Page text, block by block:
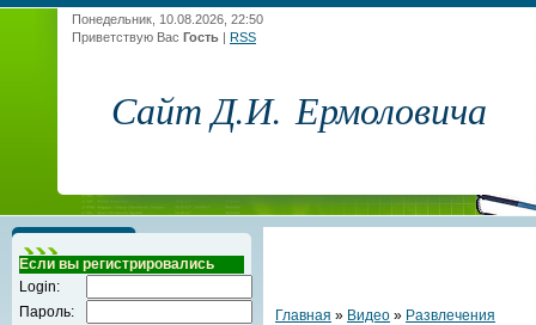
Понедельник, 10.08.2026, 22:50
Приветствую Вас Гость | RSS
Сайт Д.И. Ермоловича
Если вы регистрировались
Login:
Пароль:
Главная » Видео » Развлечения